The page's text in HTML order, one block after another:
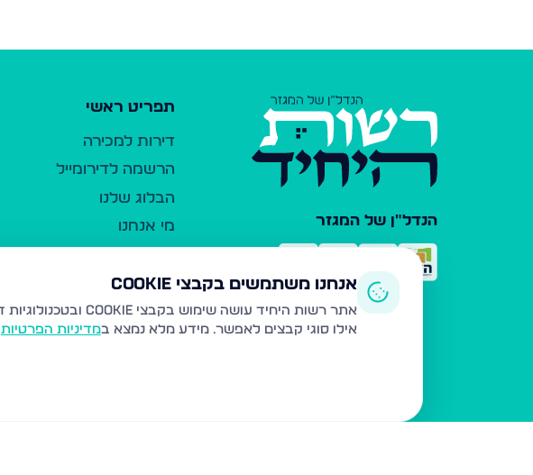
הנדל"ן של המגזר
תפריט ראשי
דירות למכירה
הרשמה לדירומייל
הבלוג שלנו
מי אנחנו
כלי עזר
פרסום ברשות היחיד
משרדי תיווך
אנחנו משתמשים בקבצי Cookie
אתר רשות היחיד עושה שימוש בקבצי Cookie ובטכנולוגיות דומות לצורך תפעול האתר, שיפור חוויית המשתמש, ניתוח שימוש ושיווק מותאם.
אילו סוגי קבצים לאפשר. מידע מלא נמצא במדיניות הפרטיות